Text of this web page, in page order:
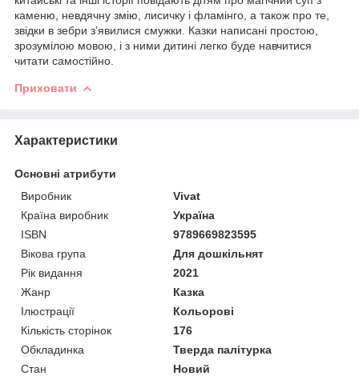
каменю, невдячну змію, лисичку і фламінго, а також про те,
звідки в зебри з’явилися смужки. Казки написані простою,
зрозумілою мовою, і з ними дитині легко буде навчитися
читати самостійно.
Приховати
Характеристики
Основні атрибути
Виробник
Vivat
Країна виробник
Україна
ISBN
9789669823595
Вікова група
Для дошкільнят
Рік видання
2021
Жанр
Казка
Ілюстрації
Кольорові
Кількість сторінок
176
Обкладинка
Тверда палітурка
Стан
Новий